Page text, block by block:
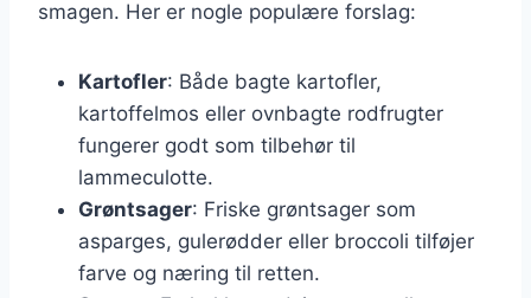
smagen. Her er nogle populære forslag:
Kartofler: Både bagte kartofler,
kartoffelmos eller ovnbagte rodfrugter
fungerer godt som tilbehør til
lammeculotte.
Grøntsager: Friske grøntsager som
asparges, gulerødder eller broccoli tilføjer
farve og næring til retten.